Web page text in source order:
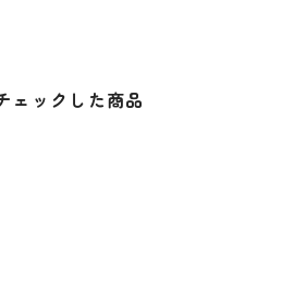
ェックした商品